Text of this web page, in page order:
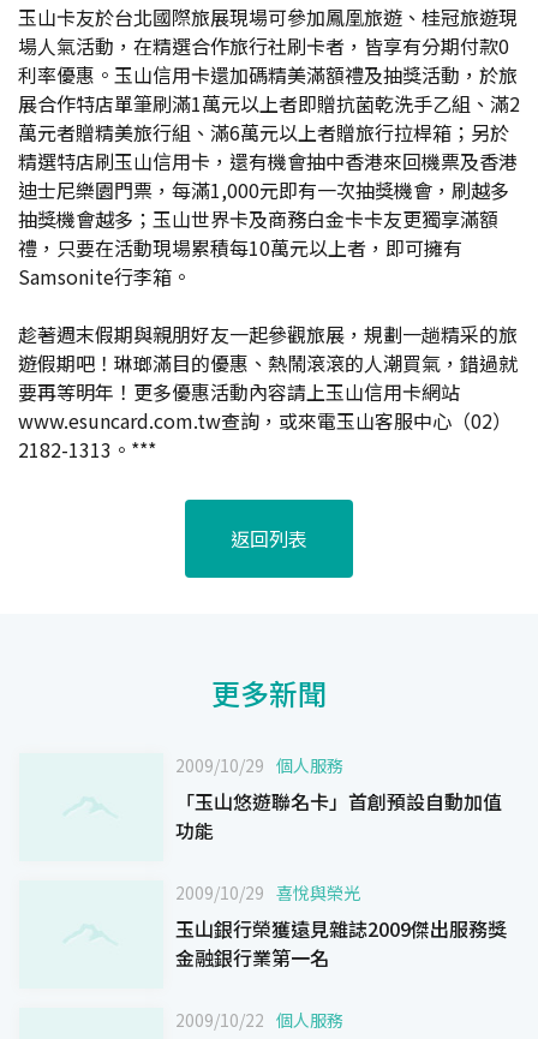
玉山卡友於台北國際旅展現場可參加鳳凰旅遊、桂冠旅遊現
場人氣活動，在精選合作旅行社刷卡者，皆享有分期付款0
利率優惠。玉山信用卡還加碼精美滿額禮及抽獎活動，於旅
展合作特店單筆刷滿1萬元以上者即贈抗菌乾洗手乙組、滿2
萬元者贈精美旅行組、滿6萬元以上者贈旅行拉桿箱；另於
精選特店刷玉山信用卡，還有機會抽中香港來回機票及香港
迪士尼樂園門票，每滿1,000元即有一次抽獎機會，刷越多
抽獎機會越多；玉山世界卡及商務白金卡卡友更獨享滿額
禮，只要在活動現場累積每10萬元以上者，即可擁有
Samsonite行李箱。
趁著週末假期與親朋好友一起參觀旅展，規劃一趟精采的旅
遊假期吧！琳瑯滿目的優惠、熱鬧滾滾的人潮買氣，錯過就
要再等明年！更多優惠活動內容請上玉山信用卡網站
www.esuncard.com.tw查詢，或來電玉山客服中心（02）
2182-1313。***
返回列表
更多新聞
2009/10/29 個人服務
「玉山悠遊聯名卡」首創預設自動加值
功能
2009/10/29 喜悅與榮光
玉山銀行榮獲遠見雜誌2009傑出服務獎
金融銀行業第一名
2009/10/22 個人服務